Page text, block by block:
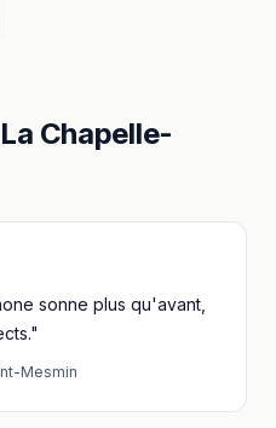
La Chapelle-
sonne plus qu'avant,
Mesmin